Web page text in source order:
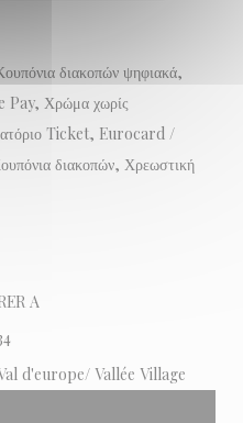
διακοπών ψηφιακά,
Χρώμα χωρίς
Ticket, Eurocard /
διακοπών, Χρεωστική
A
d'europe/ Vallée Village